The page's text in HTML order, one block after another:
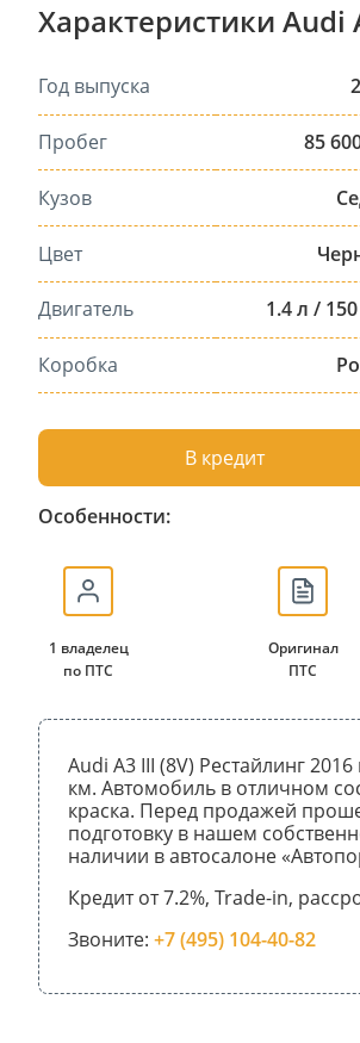
Характеристики Audi
Год выпуска
Пробег 85
Кузов
Цвет
Двигатель 1.4 л /
Коробка
В кредит
Особенности:
1 владелец
по ПТС
Оригинал
ПТС
Audi A3 III (8V) Рестайлинг
км. Автомобиль в отличном
краска. Перед продажей
подготовку в нашем
наличии в автосалоне
Кредит от 7.2%, Trade-in,
Звоните: +7 (495) 104-40-82